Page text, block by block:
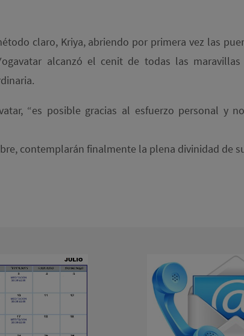
claro, Kriya, abriendo por primera vez las
alcanzó el cenit de todas las
“es posible gracias al esfuerzo personal y
contemplarán finalmente la plena divinidad de